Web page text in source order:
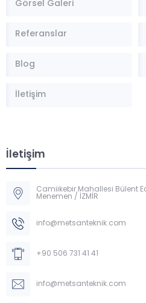
Görsel Galeri
Referanslar
Blog
İletişim
İletişim
Camiikebir Mahallesi Bülent
Menemen / İZMİR
info@metsanteknik.com
+90 506 731 41 41
info@metsanteknik.com